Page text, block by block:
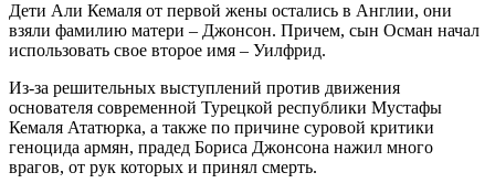
Дети Али Кемаля от первой жены остались в Англии, они
взяли фамилию матери – Джонсон. Причем, сын Осман начал
использовать свое второе имя – Уилфрид.
Из-за решительных выступлений против движения
основателя современной Турецкой республики Мустафы
Кемаля Ататюрка, а также по причине суровой критики
геноцида армян, прадед Бориса Джонсона нажил много
врагов, от рук которых и принял смерть.